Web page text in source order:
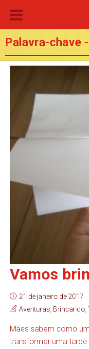
Palavra-chave
Vamos
21 de janeiro de 2017
Aventuras Brincando
Mães sabem como
transformar uma